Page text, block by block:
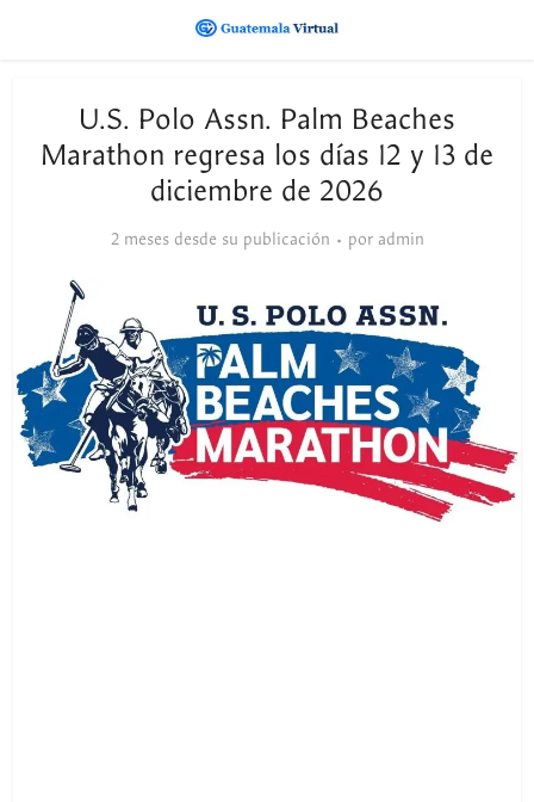
U.S. Polo Assn. Palm Beaches
Marathon regresa los días 12 y 13 de
diciembre de 2026
2 meses desde su publicación por admin